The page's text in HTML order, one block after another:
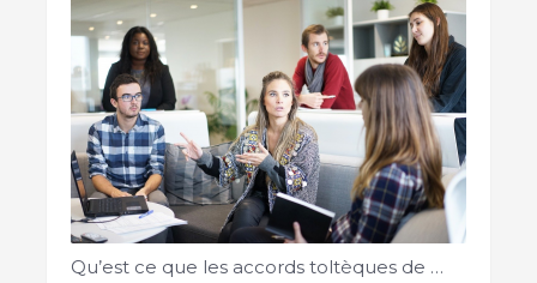
Qu’est ce que les accords toltèques de …